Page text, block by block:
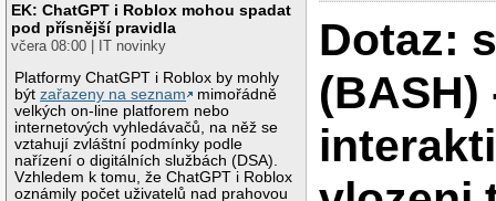
EK: ChatGPT i Roblox mohou spadat
pod přísnější pravidla
včera 08:00 | IT novinky
Platformy ChatGPT i Roblox by mohly
býtzařazeny na seznam
mimořádně
velkých on-line platforem nebo
internetových vyhledávačů, na něž se
vztahují zvláštní podmínky podle
nařízení o digitálních službách (DSA).
Vzhledem k tomu, že ChatGPT i Roblox
oznámily počet uživatelů nad prahovou
Dotaz:
(BASH)